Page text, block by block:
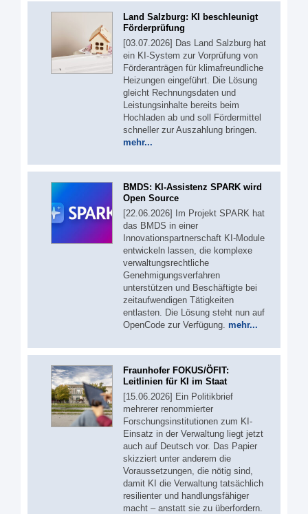
Land Salzburg: KI beschleunigt
Förderprüfung
[03.07.2026] Das Land Salzburg hat
ein KI-System zur Vorprüfung von
Förderanträgen für klimafreundliche
Heizungen eingeführt. Die Lösung
gleicht Rechnungsdaten und
Leistungsinhalte bereits beim
Hochladen ab und soll Fördermittel
schneller zur Auszahlung bringen.
mehr...
BMDS: KI-Assistenz SPARK wird
Open Source
[22.06.2026] Im Projekt SPARK hat
das BMDS in einer
Innovationspartnerschaft KI-Module
entwickeln lassen, die komplexe
verwaltungsrechtliche
Genehmigungsverfahren
unterstützen und Beschäftigte bei
zeitaufwendigen Tätigkeiten
entlasten. Die Lösung steht nun auf
OpenCode zur Verfügung. mehr...
Fraunhofer FOKUS/ÖFIT:
Leitlinien für KI im Staat
[15.06.2026] Ein Politikbrief
mehrerer renommierter
Forschungsinstitutionen zum KI-
Einsatz in der Verwaltung liegt jetzt
auch auf Deutsch vor. Das Papier
skizziert unter anderem die
Voraussetzungen, die nötig sind,
damit KI die Verwaltung tatsächlich
resilienter und handlungsfähiger
macht – anstatt sie zu überfordern.